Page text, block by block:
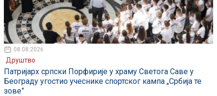
08.08.2026
Друштво
Патријарх српски Порфирије у храму Светога Саве у
Београду угостио учеснике спортског кампа „Србија те
зове”